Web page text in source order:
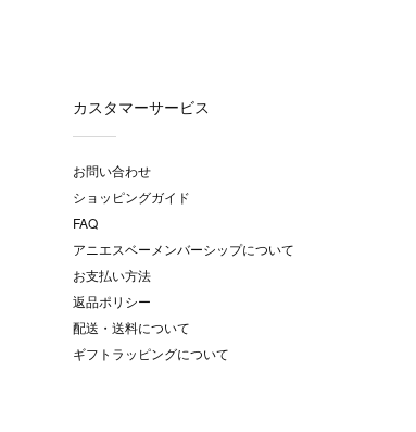
カスタマーサービス
お問い合わせ
ショッピングガイド
FAQ
アニエスベーメンバーシップについて
お支払い方法
返品ポリシー
配送・送料について
ギフトラッピングについて